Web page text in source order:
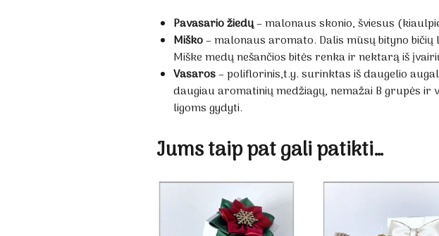
Pavasario žiedų– malonaus skonio, šviesus
Miško– malonaus aromato. Dalis mūsų bityno
Miške medų nešančios bitės renka ir nektarą iš
Vasaros– poliflorinis,t.y. surinktas iš daugelio
daugiau aromatinių medžiagų, nemažai B grupės
ligoms gydyti.
Jums taip pat gali patikti…